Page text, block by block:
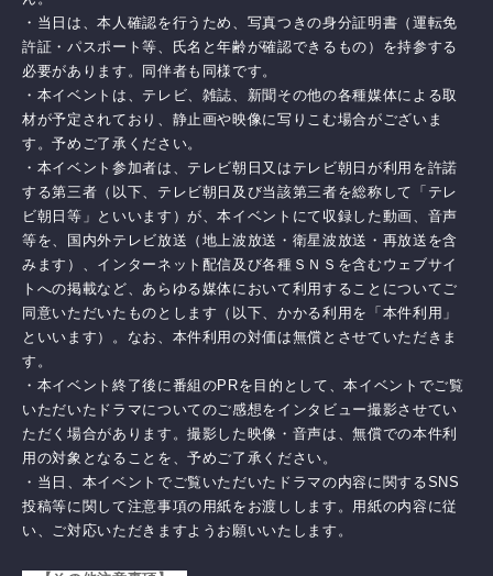
・当日は、本人確認を行うため、写真つきの身分証明書（運転免
許証・パスポート等、氏名と年齢が確認できるもの）を持参する
必要があります。同伴者も同様です。
・本イベントは、テレビ、雑誌、新聞その他の各種媒体による取
材が予定されており、静止画や映像に写りこむ場合がございま
す。予めご了承ください。
・本イベント参加者は、テレビ朝日又はテレビ朝日が利用を許諾
する第三者（以下、テレビ朝日及び当該第三者を総称して「テレ
ビ朝日等」といいます）が、本イベントにて収録した動画、音声
等を、国内外テレビ放送（地上波放送・衛星波放送・再放送を含
みます）、インターネット配信及び各種ＳＮＳを含むウェブサイ
トへの掲載など、あらゆる媒体において利用することについてご
同意いただいたものとします（以下、かかる利用を「本件利用」
といいます）。なお、本件利用の対価は無償とさせていただきま
す。
・本イベント終了後に番組のPRを目的として、本イベントでご覧
いただいたドラマについてのご感想をインタビュー撮影させてい
ただく場合があります。撮影した映像・音声は、無償での本件利
用の対象となることを、予めご了承ください。
・当日、本イベントでご覧いただいたドラマの内容に関するSNS
投稿等に関して注意事項の用紙をお渡しします。用紙の内容に従
い、ご対応いただきますようお願いいたします。